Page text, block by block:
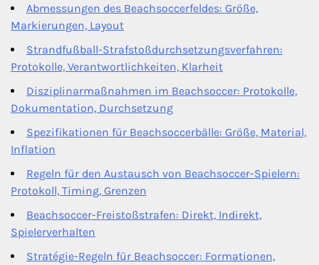
Abmessungen des Beachsoccerfeldes: Größe,
Markierungen, Layout
Strandfußball-Strafstoßdurchsetzungsverfahren:
Protokolle, Verantwortlichkeiten, Klarheit
Disziplinarmaßnahmen im Beachsoccer: Protokolle,
Dokumentation, Durchsetzung
Spezifikationen für Beachsoccerbälle: Größe, Material,
Inflation
Regeln für den Austausch von Beachsoccer-Spielern:
Protokoll, Timing, Grenzen
Beachsoccer-Freistoßstrafen: Direkt, Indirekt,
Spielerverhalten
Stratégie-Regeln für Beachsoccer: Formationen,